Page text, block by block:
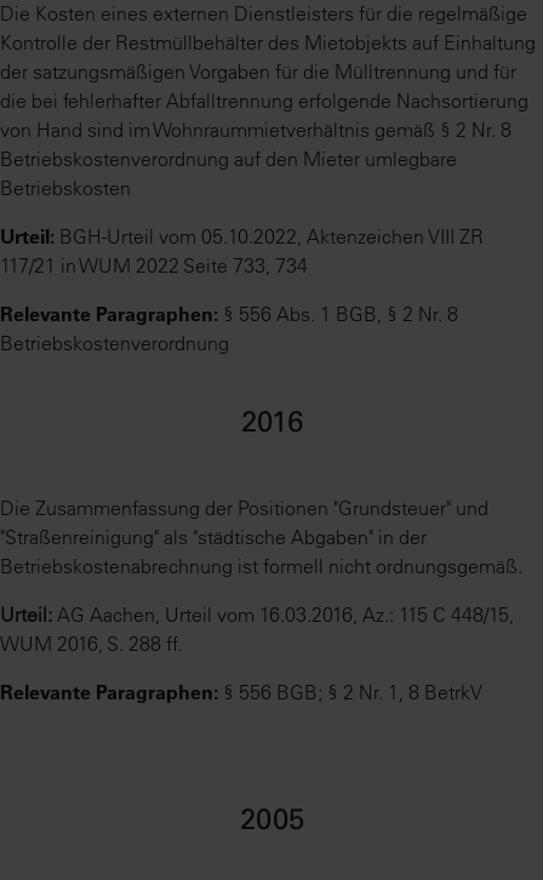
Die Kosten eines externen Dienstleisters für die regelmäßige
Kontrolle der Restmüllbehälter des Mietobjekts auf Einhaltung
der satzungsmäßigen Vorgaben für die Mülltrennung und für
die bei fehlerhafter Abfalltrennung erfolgende Nachsortierung
von Hand sind im Wohnraummietverhältnis gemäß § 2 Nr. 8
Betriebskostenverordnung auf den Mieter umlegbare
Betriebskosten
Urteil: BGH-Urteil vom 05.10.2022, Aktenzeichen VIII ZR
117/21 in WUM 2022 Seite 733, 734
Relevante Paragraphen: § 556 Abs. 1 BGB, § 2 Nr. 8
Betriebskostenverordnung
2016
Die Zusammenfassung der Positionen "Grundsteuer" und
"Straßenreinigung" als "städtische Abgaben" in der
Betriebskostenabrechnung ist formell nicht ordnungsgemäß.
Urteil: AG Aachen, Urteil vom 16.03.2016, Az.: 115 C 448/15,
WUM 2016, S. 288 ff.
Relevante Paragraphen: § 556 BGB; § 2 Nr. 1, 8 BetrkV
2005